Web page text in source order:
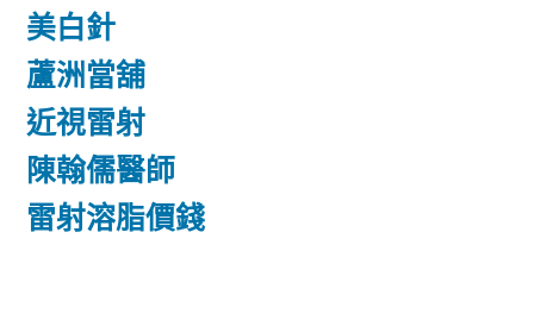
美白針
蘆洲當舖
近視雷射
陳翰儒醫師
雷射溶脂價錢